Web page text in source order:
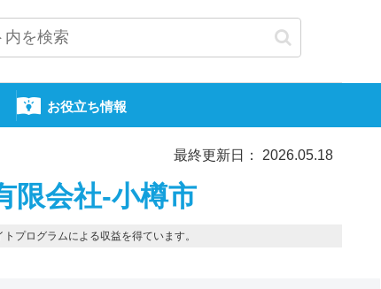
お役立ち情報
最終更新日： 2026.05.18
限会社-小樽市
プログラムによる収益を得ています。